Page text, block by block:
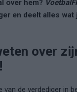
over hem?
en deelt alles wat
over
van de verdediger in